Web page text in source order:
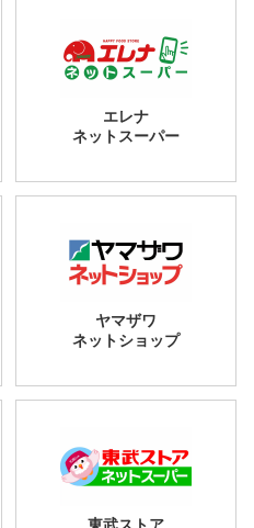
エレナ
ネットスーパー
ヤマザワ
ネットショップ